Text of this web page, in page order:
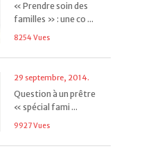
« Prendre soin des
familles » : une co ...
8254 Vues
29 septembre, 2014.
Question à un prêtre
« spécial fami ...
9927 Vues